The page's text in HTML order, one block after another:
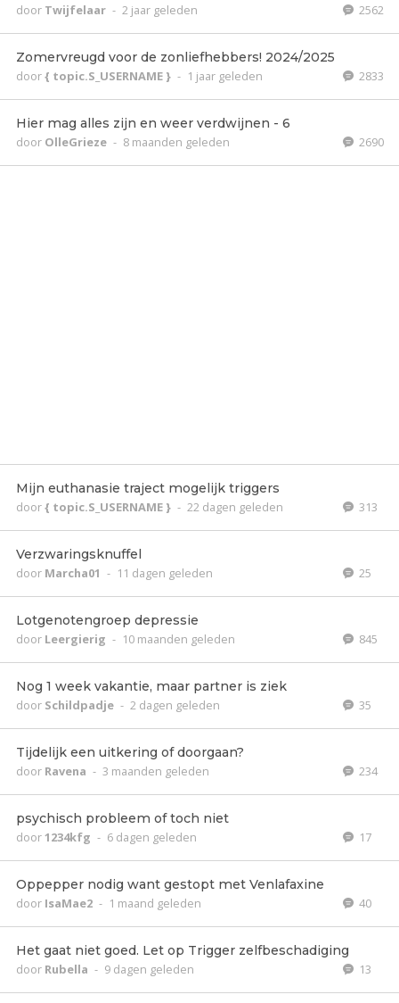
door Twijfelaar - 2 jaar geleden 2562
Zomervreugd voor de zonliefhebbers! 2024/2025
door{ topic.S_USERNAME } - 1 jaar geleden 2833
Hier mag alles zijn en weer verdwijnen - 6
door OlleGrieze - 8 maanden geleden 2690
Mijn euthanasie traject mogelijk triggers
door{ topic.S_USERNAME } - 22 dagen geleden 313
Verzwaringsknuffel
door Marcha01 - 11 dagen geleden 25
Lotgenotengroep depressie
door Leergierig - 10 maanden geleden 845
Nog 1 week vakantie, maar partner is ziek
door Schildpadje - 2 dagen geleden 35
Tijdelijk een uitkering of doorgaan?
door Ravena - 3 maanden geleden 234
psychisch probleem of toch niet
door1234kfg - 6 dagen geleden 17
Oppepper nodig want gestopt met Venlafaxine
door IsaMae2 - 1 maand geleden 40
Het gaat niet goed. Let op Trigger zelfbeschadiging
door Rubella - 9 dagen geleden 13